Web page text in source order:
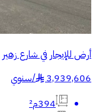
أرض للإيجار في شارع
3,939,606
§
/سنوي
394م²